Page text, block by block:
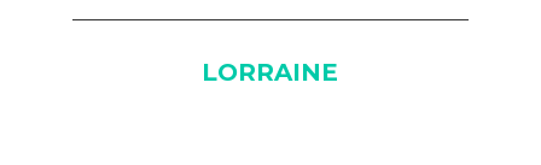
LORRAINE